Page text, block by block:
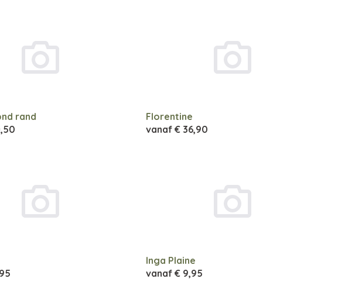
rand
Florentine
vanaf € 36,90
Inga Plaine
vanaf € 9,95